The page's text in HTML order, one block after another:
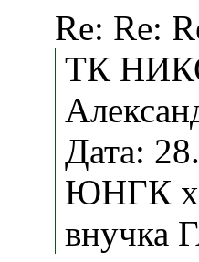
Re: Re:
ТК
Дата:
ЮНГК
внучка